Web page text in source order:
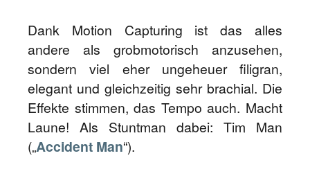
Dank Motion Capturing ist das alles
andere als grobmotorisch anzusehen,
sondern viel eher ungeheuer filigran,
elegant und gleichzeitig sehr brachial. Die
Effekte stimmen, das Tempo auch. Macht
Laune! Als Stuntman dabei: Tim Man
(„Accident Man“).